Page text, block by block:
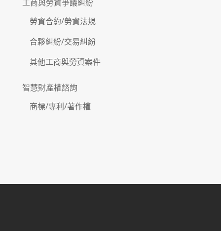
工商與勞資爭議糾紛
勞資合約/勞資法規
合夥糾紛/交易糾紛
其他工商與勞資案件
智慧財產權諮詢
商標/專利/著作權